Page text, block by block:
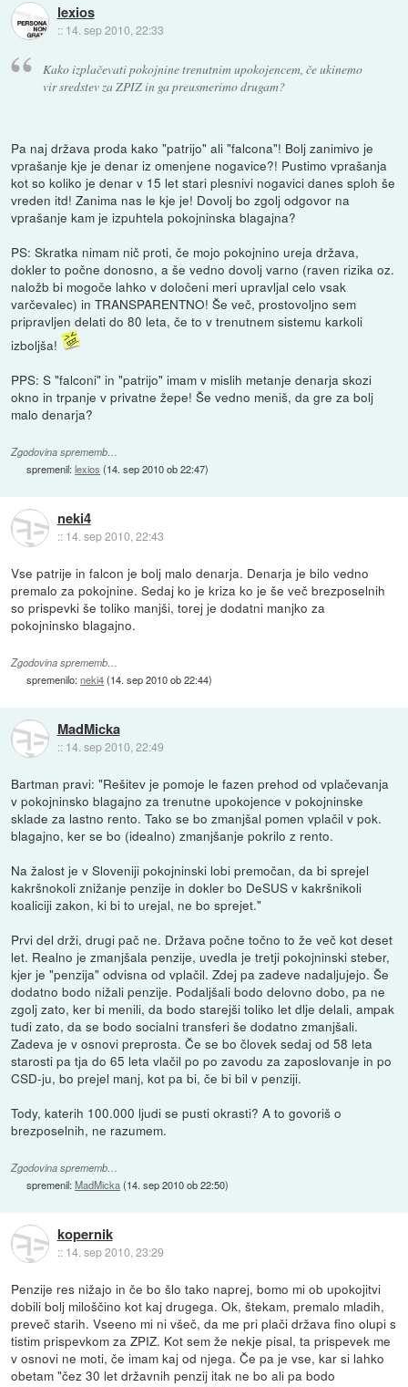
lexios
:: 14. sep 2010, 22:33
Kako izplačevati pokojnine trenutnim upokojencem, če ukinemo
vir sredstev za ZPIZ in ga preusmerimo drugam?
Pa naj država proda kako "patrijo" ali "falcona"! Bolj zanimivo je
vprašanje kje je denar iz omenjene nogavice?! Pustimo vprašanja
kot so koliko je denar v 15 let stari plesnivi nogavici danes sploh še
vreden itd! Zanima nas le kje je! Dovolj bo zgolj odgovor na
vprašanje kam je izpuhtela pokojninska blagajna?
PS: Skratka nimam nič proti, če mojo pokojnino ureja država,
dokler to počne donosno, a še vedno dovolj varno (raven rizika oz.
naložb bi mogoče lahko v določeni meri upravljal celo vsak
varčevalec) in TRANSPARENTNO! Še več, prostovoljno sem
pripravljen delati do 80 leta, če to v trenutnem sistemu karkoli
izboljša!
PPS: S "falconi" in "patrijo" imam v mislih metanje denarja skozi
okno in trpanje v privatne žepe! Še vedno meniš, da gre za bolj
malo denarja?
Zgodovina sprememb…
spremenil:lexios (14. sep 2010 ob 22:47)
neki4
:: 14. sep 2010, 22:43
Vse patrije in falcon je bolj malo denarja. Denarja je bilo vedno
premalo za pokojnine. Sedaj ko je kriza ko je še več brezposelnih
so prispevki še toliko manjši, torej je dodatni manjko za
pokojninsko blagajno.
Zgodovina sprememb…
spremenilo:neki4(14. sep 2010 ob 22:44)
MadMicka
:: 14. sep 2010, 22:49
Bartman pravi: "Rešitev je pomoje le fazen prehod od vplačevanja
v pokojninsko blagajno za trenutne upokojence v pokojninske
sklade za lastno rento. Tako se bo zmanjšal pomen vplačil v pok.
blagajno, ker se bo (idealno) zmanjšanje pokrilo z rento.
Na žalost je v Sloveniji pokojninski lobi premočan, da bi sprejel
kakršnokoli znižanje penzije in dokler bo DeSUS v kakršnikoli
koaliciji zakon, ki bi to urejal, ne bo sprejet."
Prvi del drži, drugi pač ne. Država počne točno to že več kot deset
let. Realno je zmanjšala penzije, uvedla je tretji pokojninski steber,
kjer je "penzija" odvisna od vplačil. Zdej pa zadeve nadaljujejo. Še
dodatno bodo nižali penzije. Podaljšali bodo delovno dobo, pa ne
zgolj zato, ker bi menili, da bodo starejši toliko let dlje delali, ampak
tudi zato, da se bodo socialni transferi še dodatno zmanjšali.
Zadeva je v osnovi preprosta. Če se bo človek sedaj od 58 leta
starosti pa tja do 65 leta vlačil po po zavodu za zaposlovanje in po
CSD-ju, bo prejel manj, kot pa bi, če bi bil v penziji.
Tody, katerih 100.000 ljudi se pusti okrasti? A to govoriš o
brezposelnih, ne razumem.
Zgodovina sprememb…
spremenil:MadMicka(14. sep 2010 ob 22:50)
kopernik
:: 14. sep 2010, 23:29
Penzije res nižajo in če bo šlo tako naprej, bomo mi ob upokojitvi
dobili bolj miloščino kot kaj drugega. Ok, štekam, premalo mladih,
preveč starih. Vseeno mi ni všeč, da me pri plači država fino olupi s
tistim prispevkom za ZPIZ. Kot sem že nekje pisal, ta prispevek me
v osnovi ne moti, če imam kaj od njega. Če pa je vse, kar si lahko
obetam "čez 30 let državnih penzij itak ne bo ali pa bodo